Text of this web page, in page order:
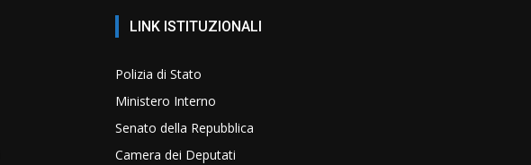
LINK ISTITUZIONALI
Polizia di Stato
Ministero Interno
Senato della Repubblica
Camera dei Deputati